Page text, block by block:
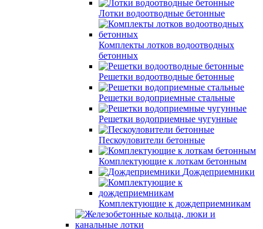
Лотки водоотводные бетонные
Комплекты лотков водоотводных
бетонных
Решетки водоотводные бетонные
Решетки водоприемные стальные
Решетки водоприемные чугунные
Пескоуловители бетонные
Комплектующие к лоткам бетонным
Дождеприемники
Комплектующие к дождеприемникам